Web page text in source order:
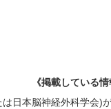
《掲載している
日本脳神経外科学会)